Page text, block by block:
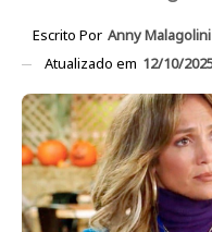
Escrito Por Anny Malagolini
Atualizado em 12/10/